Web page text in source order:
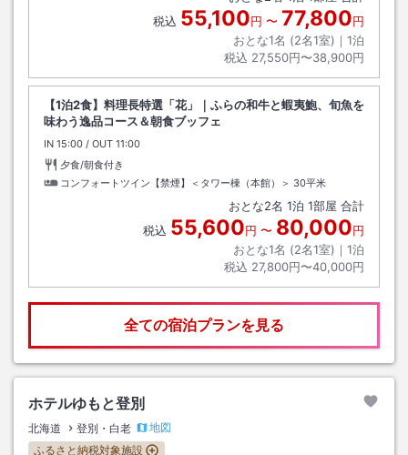
税込 55,100円 〜 77,800円
おとな1名 (2名1室)｜ 1泊
税込 27,550円〜38,900円
【1泊2食】料理長特選「花」｜ふらの和牛と蝦夷鮑、旬魚を
味わう逸品コース＆朝食ブッフェ
IN チェックイン
15:00 / OUT チェックアウト
11:00
夕食/朝食付き
コンフォートツイン【禁煙】＜タワー棟（本館）＞ 30平米
おとな2名 1泊 1部屋 合計
税込 55,600円 〜 80,000円
おとな1名 (2名1室)｜ 1泊
税込 27,800円〜40,000円
全ての宿泊プランを見る
ホテルゆもと登別
北海道 登別・白老
地図
ふるさと納税対象施設